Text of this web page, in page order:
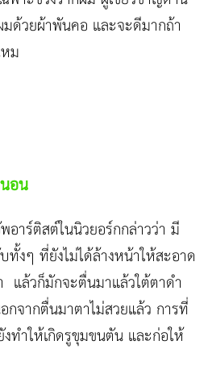
ด้วยผ้าพันคอ และจะดีมากถ้า
ม
อน
อาร์ติสต์ในนิวยอร์กกล่าวว่า มี
งๆ ที่ยังไม่ได้ล้างหน้าให้สะอาด
แล้วก็มักจะตื่นมาแล้วใต้ตาดำ
จากตื่นมาตาไม่สวยแล้ว การที่
ทำให้เกิดรูขุมขนตัน และก่อให้